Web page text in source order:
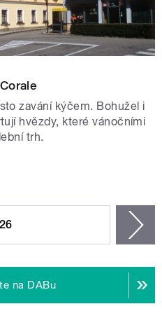
zavání kýčem. Bohužel i
hvězdy, které vánočními
trh.
26
na DABu